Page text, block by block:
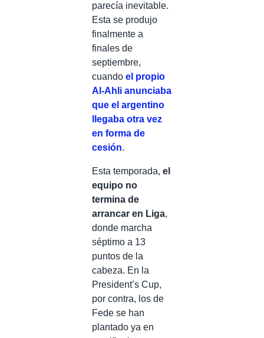
parecía inevitable.
Esta se produjo
finalmente a
finales de
septiembre,
cuando el propio
Al-Ahli anunciaba
que el argentino
llegaba otra vez
en forma de
cesión.
Esta temporada, el
equipo no
termina de
arrancar en Liga,
donde marcha
séptimo a 13
puntos de la
cabeza. En la
President’s Cup,
por contra, los de
Fede se han
plantado ya en